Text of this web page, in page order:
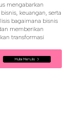
mengabarkan
keuangan, serta
bagaimana bisnis
memberikan
transformasi